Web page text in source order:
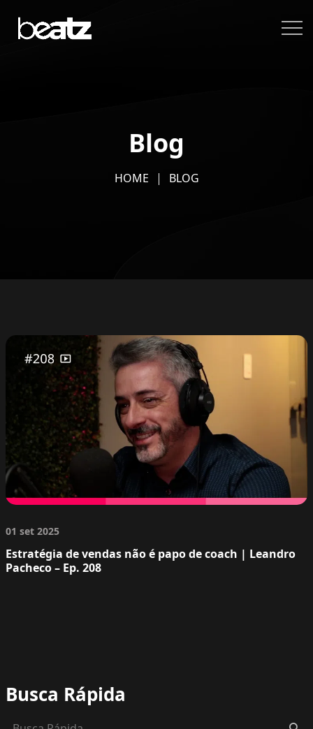
Blog
HOME BLOG
01 set 2025
Estratégia de vendas não é papo de coach | Leandro
Pacheco – Ep. 208
Busca Rápida